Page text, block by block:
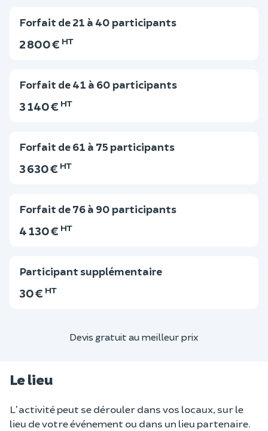
Forfait de 21 à 40 participants
2 800 € HT
Forfait de 41 à 60 participants
3 140 € HT
Forfait de 61 à 75 participants
3 630 € HT
Forfait de 76 à 90 participants
4 130 € HT
Participant supplémentaire
30 € HT
Devis gratuit au meilleur prix
Le lieu
L'activité peut se dérouler dans vos locaux, sur le
lieu de votre événement ou dans un lieu partenaire.